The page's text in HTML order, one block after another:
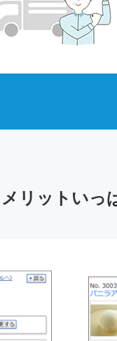
リットいっ